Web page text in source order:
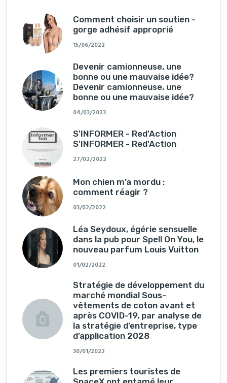
Comment choisir un soutien -
gorge adhésif approprié
15/06/2022
Devenir camionneuse, une
bonne ou une mauvaise idée?
Devenir camionneuse, une
bonne ou une mauvaise idée?
04/03/2023
S'INFORMER - Red'Action
S'INFORMER - Red'Action
27/02/2022
Mon chien m’a mordu :
comment réagir ?
03/02/2022
Léa Seydoux, égérie sensuelle
dans la pub pour Spell On You, le
nouveau parfum Louis Vuitton
01/02/2022
Stratégie de développement du
marché mondial Sous-
vêtements de coton avant et
après COVID-19, par analyse de
la stratégie d’entreprise, type
d’application 2028
30/01/2022
Les premiers touristes de